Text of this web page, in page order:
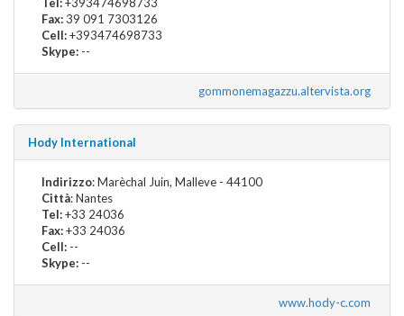
Fax:39 091 7303126
Cell:+393474698733
Skype: --
gommonemagazzu.altervista.org
Hody International
Indirizzo: Marèchal Juin, Malleve - 44100
Città: Nantes
Tel:+33 24036
Fax:+33 24036
Cell: --
Skype: --
www.hody-c.com